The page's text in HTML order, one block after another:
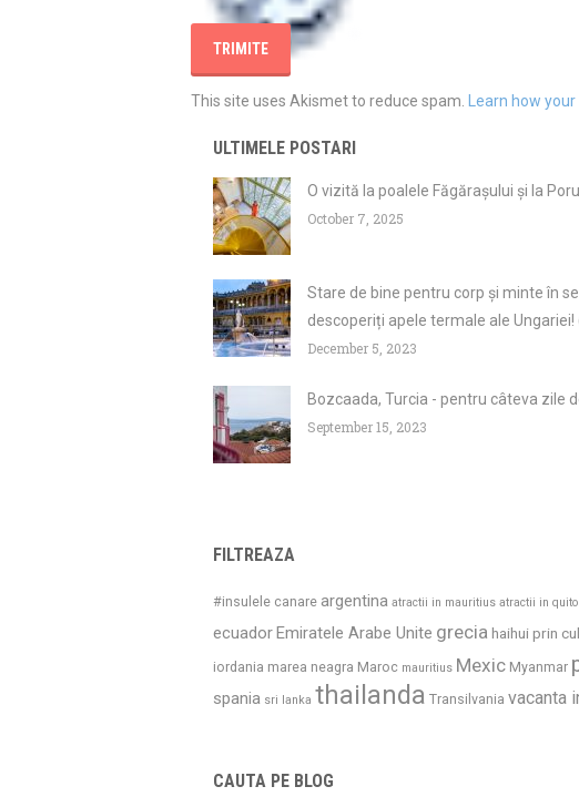
This site uses Akismet to reduce spam. Learn how
ULTIMELE POSTARI
O vizită la poalele Făgărașului și la
October 7, 2025
Stare de bine pentru corp și minte în
descoperiți apele termale ale Ungariei!
December 5, 2023
Bozcaada, Turcia - pentru câteva zile
September 15, 2023
FILTREAZA
#insulele canare argentina atractii in mauritius atractii in quito
ecuadorEmiratele Arabe Unite grecia haihui prin
iordania marea neagra Maroc mauritius Mexic Myanmar
spania sri lanka thailanda Transilvania vacanta
CAUTA PE BLOG